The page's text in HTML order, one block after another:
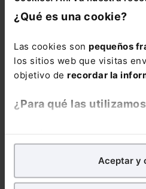
¿Qué es una cookie?
Las cookies son pequeños
los sitios web que visitas
objetivo de recordar la
¿Para qué las
analíticospara tratar de
nuestra página web.
para poder mostrarte
Aceptar y
31/07/2026
Experto RRHH os
desea felices
30/07/2026